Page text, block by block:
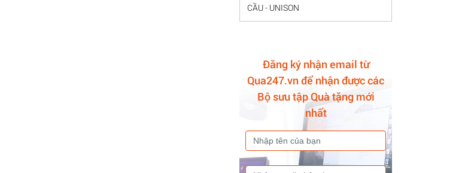
CẦU - UNISON
Đăng ký nhận email từ
Qua247.vn để nhận được các
Bộ sưu tập Quà tặng mới
nhất